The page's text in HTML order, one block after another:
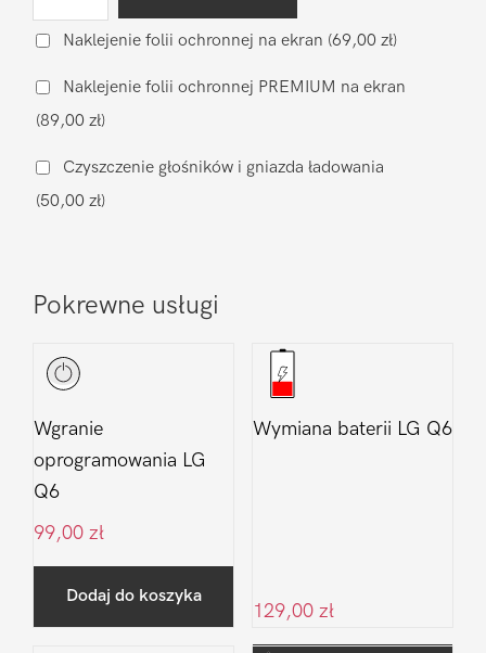
po
LG
Q6
Naklejenie folii ochronnej na ekran (69,00 zł)
Naklejenie folii ochronnej PREMIUM na ekran
(89,00 zł)
Czyszczenie głośników i gniazda ładowania
(50,00 zł)
Pokrewne usługi
Wgranie
oprogramowania LG
Q6
99,00 zł
Dodaj do koszyka
Wymiana baterii LG Q6
129,00 zł